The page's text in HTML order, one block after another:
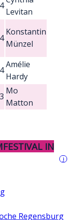
Levitan
Konstantin
Münzel
Amélie
Hardy
Mo
Matton
IN
i
Regensburg